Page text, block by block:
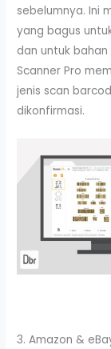
sebelumnya. Ini
yang bagus
dan untuk
Scanner Pro
jenis scan
dikonfirmasi.
3. Amazon &